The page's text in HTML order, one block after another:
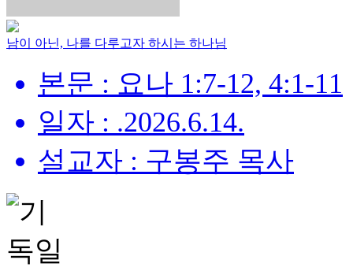
남이 아닌, 나를 다루고자 하시는 하나님
본문 : 요나 1:7-12, 4:1-11
일자 : .2026.6.14.
설교자 : 구봉주 목사